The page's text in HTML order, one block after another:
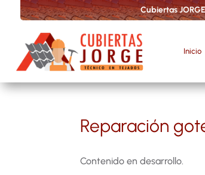
Cubiertas
Inicio
Reparación
Contenido en desarrollo.